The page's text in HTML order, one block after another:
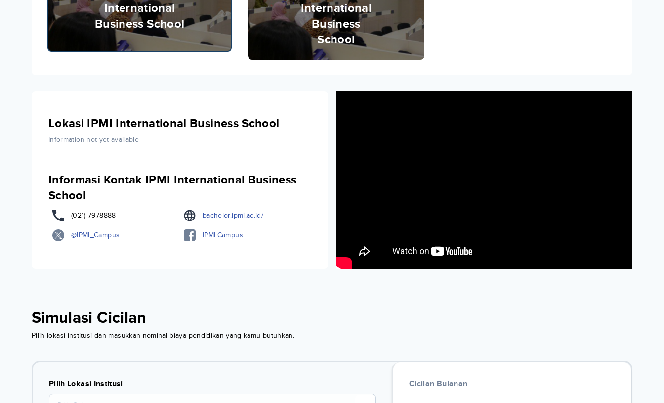
International
Business School
International
Business
School
Lokasi IPMI International Business School
Information not yet available
Informasi Kontak IPMI International Business
School
(021) 7978888 bachelor.ipmi.ac.id/
@IPMI_Campus IPMI.Campus
Simulasi Cicilan
Pilih lokasi institusi dan masukkan nominal biaya pendidikan yang kamu butuhkan.
Pilih Lokasi Institusi Cicilan Bulanan